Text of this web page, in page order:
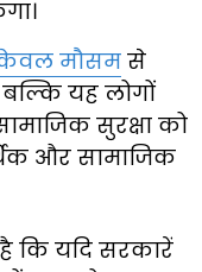
मौसम से
यह लोगों
सुरक्षा को
और सामाजिक
कि यदि सरकारें